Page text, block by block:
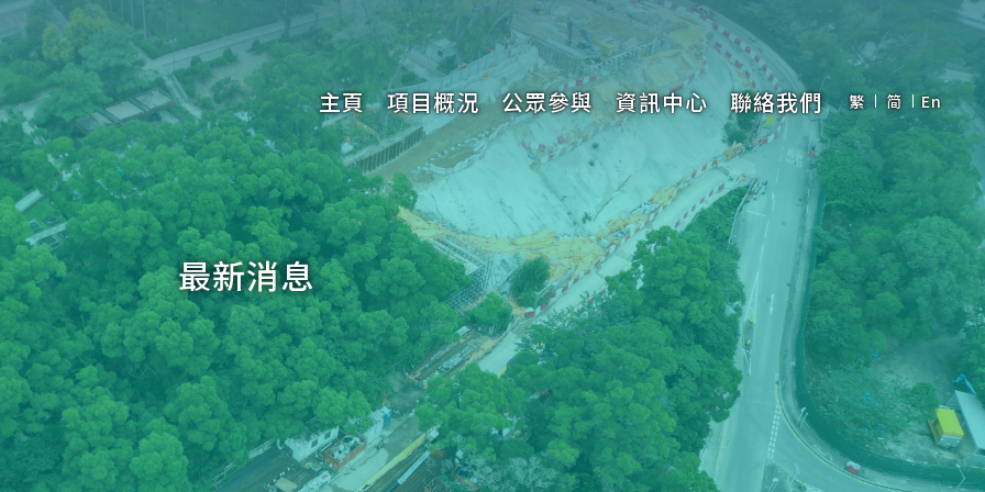
主頁 項目概況
關於工程
項目介紹
主要項目
環境事宜
公眾參與
宣傳影片
社區參與
資訊中心
最新消息
聯絡我們 繁 简 En
最新消息